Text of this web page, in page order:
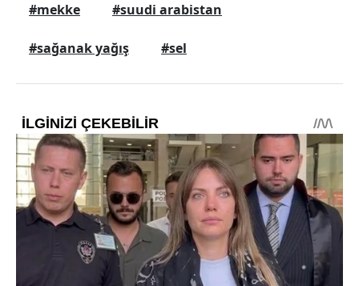
#mekke #suudi arabistan
#sağanak yağış #sel